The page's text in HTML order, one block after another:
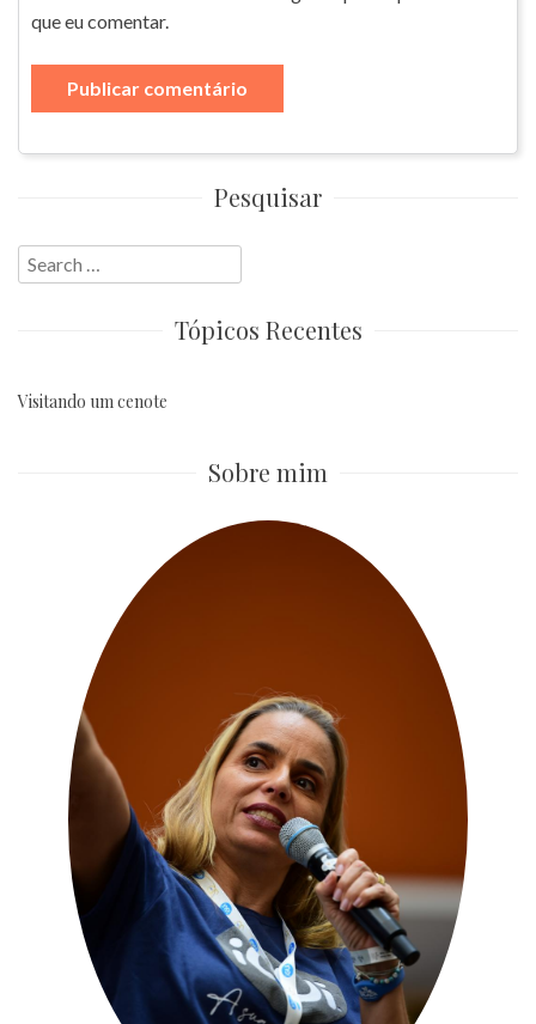
que eu comentar.
Pesquisar
Search
for:
Tópicos Recentes
Visitando um cenote
Sobre mim